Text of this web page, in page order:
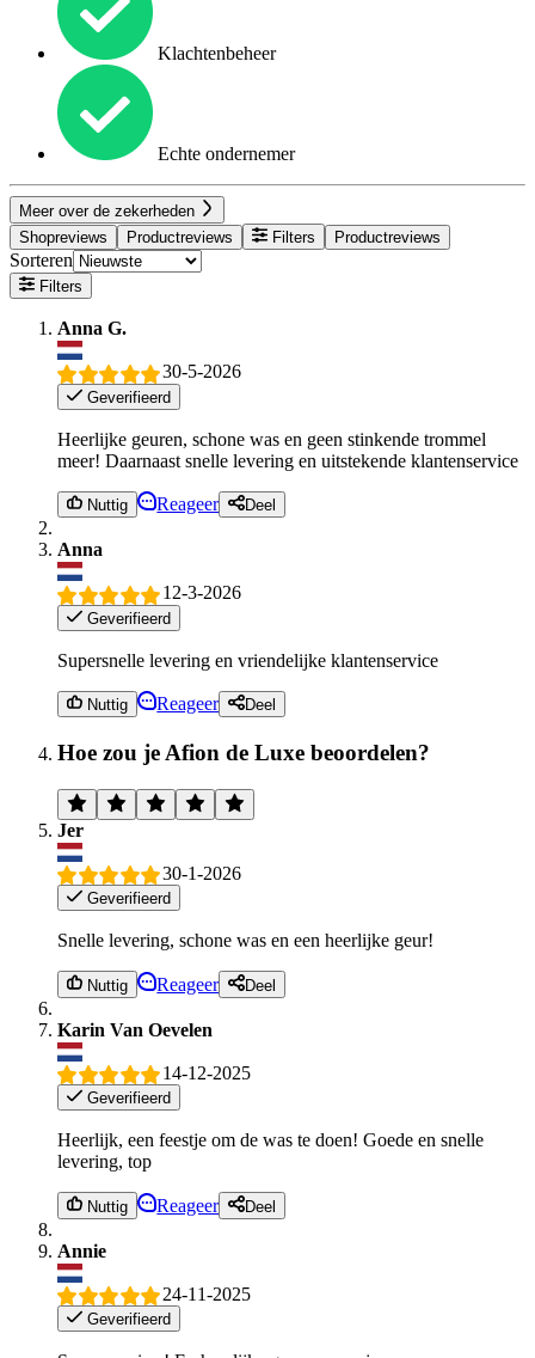
Klachtenbeheer
Echte ondernemer
Meer over de zekerheden
Shopreviews
Productreviews Filters Productreviews
Sorteren
Filters
Anna G.
30-5-2026
Geverifieerd
Heerlijke geuren, schone was en geen stinkende trommel
meer! Daarnaast snelle levering en uitstekende klantenservice
Nuttig Reageer Deel
Anna
12-3-2026
Geverifieerd
Supersnelle levering en vriendelijke klantenservice
Nuttig Reageer Deel
Hoe zou je Afion de Luxe beoordelen?
Jer
30-1-2026
Geverifieerd
Snelle levering, schone was en een heerlijke geur!
Nuttig Reageer Deel
Karin Van Oevelen
14-12-2025
Geverifieerd
Heerlijk, een feestje om de was te doen! Goede en snelle
levering, top
Nuttig Reageer Deel
Annie
24-11-2025
Geverifieerd